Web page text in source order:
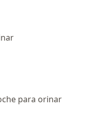
para orinar